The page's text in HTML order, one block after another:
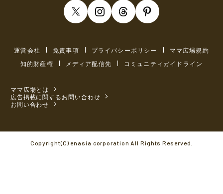
運営会社 免責事項 プライバシーポリシー
ママ広場規約
知的財産権
メディア配信先 コミュニティガイドライン
ママ広場とは
広告掲載に関するお問い合わせ
お問い合わせ
Copyright(C) enasia corporation All Rights Reserved.